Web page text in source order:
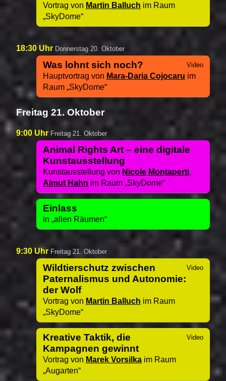
Vortrag von Martin Balluch im Raum
SkyDome
18:30 Uhr Donnerstag 20. Oktober
Was lohnt sich noch?
Hauptvortrag von Mara-Daria Cojocaru im
Raum SkyDome
Freitag 21. Oktober
9:00 Uhr Freitag 21. Oktober
Animal Rights Art – eine digitale
Kunstausstellung
Kunstausstellung von Nicole Montaperti,
Almut Hahn im Raum SkyDome
Einlass
in allen Räumen
9:30 Uhr Freitag 21. Oktober
Wildtierschutz zwischen
Paternalismus und Autonomie:
der Wolf
Vortrag von Martin Balluch im Raum
SkyDome
Kreative Taktik, die
Kampagnen gewinnt
Vortrag von Marek Vorsilkaim Raum
Augarten